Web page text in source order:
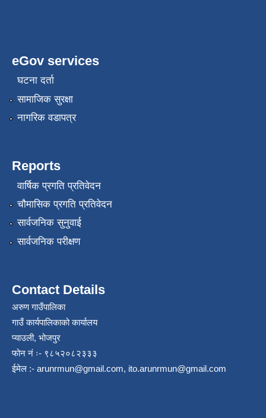
eGov services
घटना दर्ता
सामाजिक सुरक्षा
नागरिक वडापत्र
Reports
वार्षिक प्रगति प्रतिवेदन
चौमासिक प्रगति प्रतिवेदन
सार्वजनिक सुनुवाई
सार्वजनिक परीक्षण
Contact Details
अरुण गाउँपालिका
गाउँ कार्यपालिकाको कार्यालय
प्याउली, भोजपुर
फोन नं ः- ९८५२०८२३३३
ईमेल :- arunrmun@gmail.com, ito.arunrmun@gmail.com